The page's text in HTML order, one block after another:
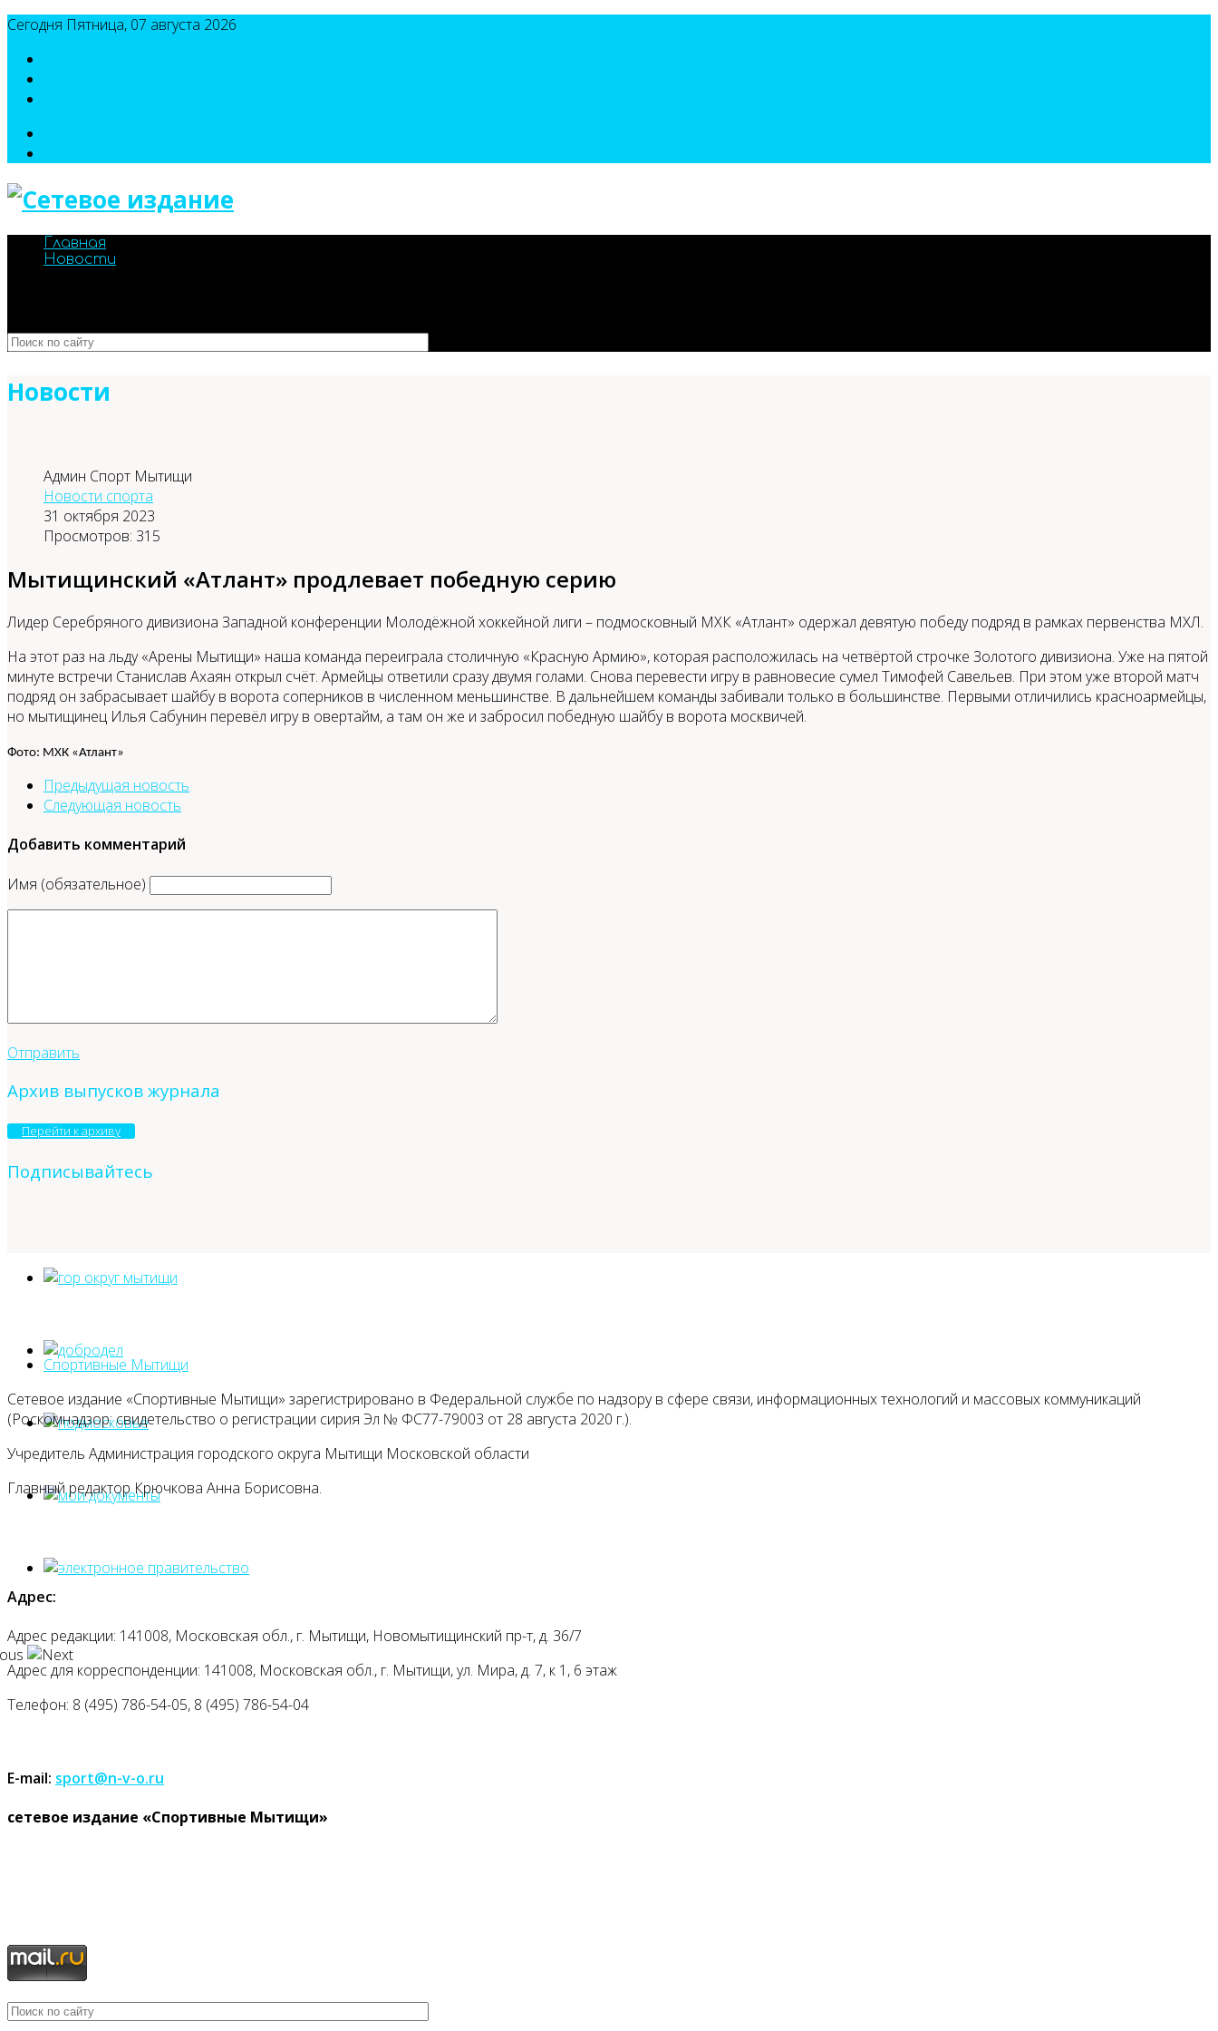
Сегодня Пятница, 07 августа 2026
Главная
Новости
Новости
Админ Спорт Мытищи
Новости спорта
31 октября 2023
Просмотров: 315
Мытищинский «Атлант» продлевает победную серию
Лидер Серебряного дивизиона Западной конференции Молодёжной хоккейной лиги – подмосковный МХК «Атлант» одержал девятую победу подряд в рамках первенства МХЛ.
На этот раз на льду «Арены Мытищи» наша команда переиграла столичную «Красную Армию», которая расположилась на четвёртой строчке Золотого дивизиона. Уже на пятой
минуте встречи Станислав Ахаян открыл счёт. Армейцы ответили сразу двумя голами. Снова перевести игру в равновесие сумел Тимофей Савельев. При этом уже второй матч
подряд он забрасывает шайбу в ворота соперников в численном меньшинстве. В дальнейшем команды забивали только в большинстве. Первыми отличились красноармейцы,
но мытищинец Илья Сабунин перевёл игру в овертайм, а там он же и забросил победную шайбу в ворота москвичей.
Фото: МХК «Атлант»
Предыдущая новость
Следующая новость
Добавить комментарий
Имя (обязательное)
Отправить
Архив выпусков журнала
Перейти к архиву
Подписывайтесь
Спортивные Мытищи
Сетевое издание «Спортивные Мытищи» зарегистрировано в Федеральной службе по надзору в сфере связи, информационных технологий и массовых коммуникаций
(Роскомнадзор: свидетельство о регистрации сирия Эл № ФС77-79003 от 28 августа 2020 г.).
Учредитель Администрация городского округа Мытищи Московской области
Главный редактор Крючкова Анна Борисовна.
Адрес:
Адрес редакции: 141008, Московская обл., г. Мытищи, Новомытищинский пр-т, д. 36/7
Адрес для корреспонденции: 141008, Московская обл., г. Мытищи, ул. Мира, д. 7, к 1, 6 этаж
Телефон: 8 (495) 786-54-05, 8 (495) 786-54-04
E-mail: sport@n-v-o.ru
cетевое издание «Спортивные Мытищи»